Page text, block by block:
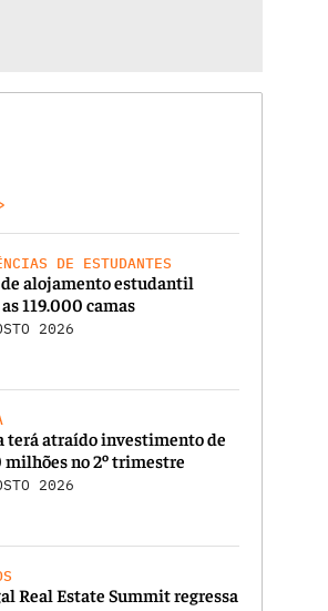
DE ESTUDANTES
alojamento estudantil
119.000 camas
2026
terá atraído investimento de
milhões no 2º trimestre
2026
Real Estate Summit regressa